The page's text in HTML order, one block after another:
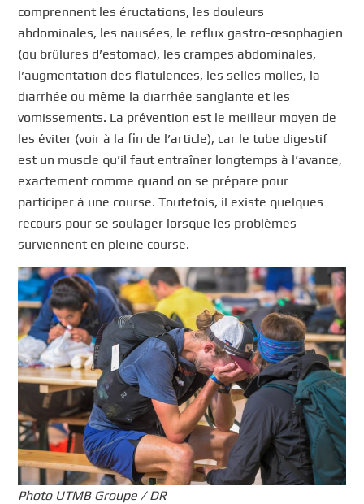
comprennent les éructations, les douleurs
abdominales, les nausées, le reflux gastro-œsophagien
(ou brûlures d’estomac), les crampes abdominales,
l’augmentation des flatulences, les selles molles, la
diarrhée ou même la diarrhée sanglante et les
vomissements. La prévention est le meilleur moyen de
les éviter (voir à la fin de l’article), car le tube digestif
est un muscle qu’il faut entraîner longtemps à l’avance,
exactement comme quand on se prépare pour
participer à une course. Toutefois, il existe quelques
recours pour se soulager lorsque les problèmes
surviennent en pleine course.
Photo UTMB Groupe / DR